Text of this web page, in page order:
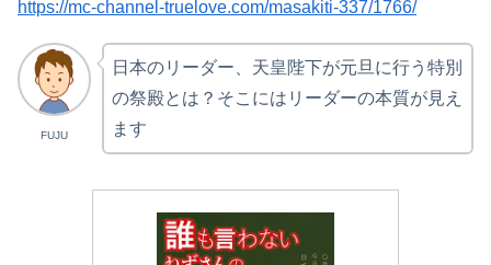
https://mc-channel-truelove.com/masakiti-337/1766/
FUJU
日本のリーダー、天皇陛下が元旦に行う特別
の祭殿とは？そこにはリーダーの本質が見え
ます